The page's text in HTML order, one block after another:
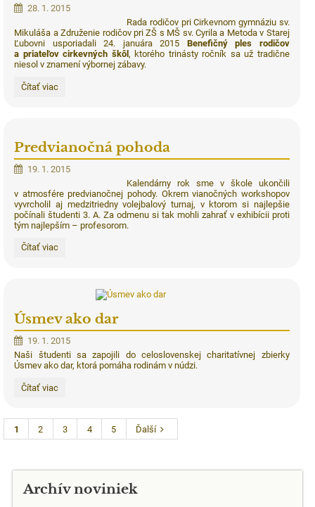
28. 1. 2015
Rada rodičov pri Cirkevnom gymnáziu sv.
Mikuláša a Združenie rodičov pri ZŠ s MŠ sv. Cyrila a Metoda v Starej
Ľubovni usporiadali 24. januára 2015 Benefičný ples rodičov
a priateľov cirkevných škôl , ktorého trinásty ročník sa už tradične
niesol v znamení výbornej zábavy.
Benefičný
cirkevných
škôl:
Čítať viac
Predvianočná pohoda
19. 1. 2015
Kalendárny rok sme v škole ukončili
v atmosfére predvianočnej pohody. Okrem vianočných workshopov
vyvrcholil aj medzitriedny volejbalový turnaj, v ktorom si najlepšie
počínali študenti 3. A. Za odmenu si tak mohli zahrať v exhibícii proti
tým najlepším – profesorom.
Predvianočná
Čítať viac
Úsmev ako dar
19. 1. 2015
Naši študenti sa zapojili do celoslovenskej charitatívnej zbierky
Úsmev ako dar, ktorá pomáha rodinám v núdzi.
Úsmev
Čítať viac
1 2 3 4 5 Ďalší
Archív noviniek